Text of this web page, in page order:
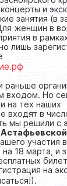
и
занятия (в
женщин в
в
лишь
раньше
входом. Но
на тех наших
входят в
мы решили с
участия
18 марта, и
на